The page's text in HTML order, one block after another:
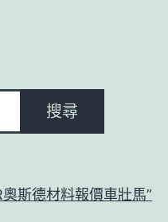
搜尋
斯德材料報價車壯馬”